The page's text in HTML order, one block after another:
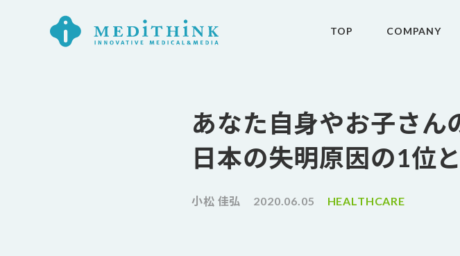
TOP COMPANY
あなた自身やお子さん
日本の失明原因の1位
小松 佳弘 2020.06.05 HEALTHCARE